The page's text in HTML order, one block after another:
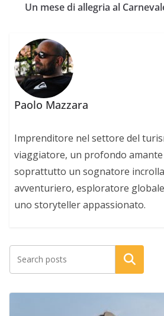
Un mese di allegria al
Paolo Mazzara
Imprenditore nel settore del
viaggiatore, un profondo
soprattutto un sognatore
avventuriero, esploratore
uno storyteller appassionato.
Cerca